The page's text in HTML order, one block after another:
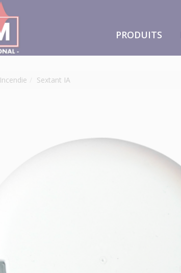
PRODUITS
Incendie Sextant IA